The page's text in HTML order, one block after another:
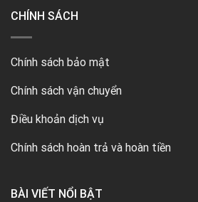
CHÍNH SÁCH
Chính sách bảo mật
Chính sách vận chuyển
Điều khoản dịch vụ
Chính sách hoàn trả và hoàn tiền
BÀI VIẾT NỔI BẬT